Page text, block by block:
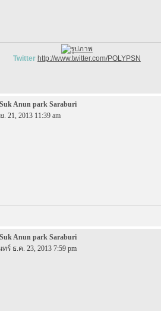
Twitter http://www.twitter.com/POLYPSN
Anun park Saraburi
21, 2013 11:39 am
Anun park Saraburi
ร์ ธ.ค. 23, 2013 7:59 pm